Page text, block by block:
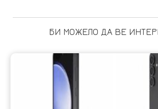
БИ МОЖЕЛО ДА ВЕ